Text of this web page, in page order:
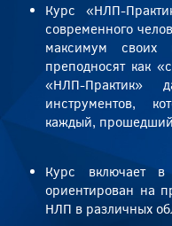
Курс «НЛП-
современного
максимум своих
преподносят как
«НЛП-Практик»
инструментов,
каждый,
Курс включает
ориентирован на
НЛП в различных